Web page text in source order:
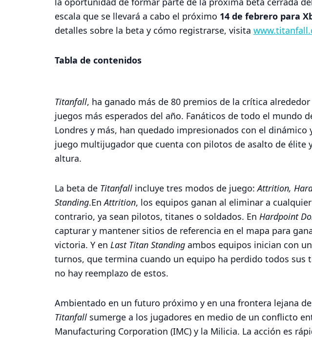
escala que se llevará a cabo el próximo 14 de febrero para
detalles sobre la beta y cómo registrarse, visita
Tabla de contenidos
Titanfall, ha ganado más de 80 premios de la crítica
juegos más esperados del año. Fanáticos de todo el mundo
Londres y más, han quedado impresionados con el
juego multijugador que cuenta con pilotos de asalto de élite
altura.
La beta de Titanfallincluye tres modos de juego:Attrition,
Standing.EnAttrition, los equipos ganan al eliminar a
contrario, ya sean pilotos, titanes o soldados. En Hardpoint
capturar y mantener sitios de referencia en el mapa para
victoria. Y en Last Titan Standingambos equipos inician con
turnos, que termina cuando un equipo ha perdido todos sus
no hay reemplazo de estos.
Ambientado en un futuro próximo y en una frontera lejana
Titanfallsumerge a los jugadores en medio de un conflicto
Manufacturing Corporation (IMC) y la Milicia. La acción es